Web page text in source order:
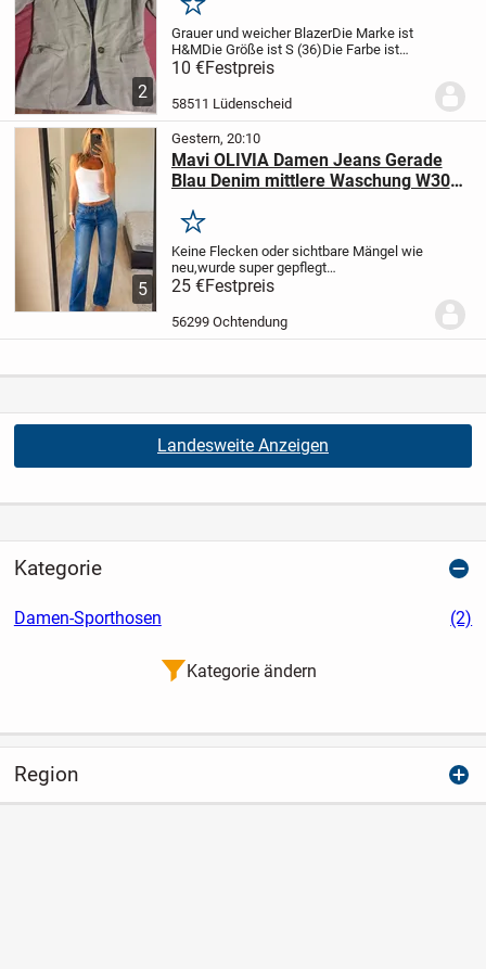
2
Merken
Grauer und weicher BlazerDie Marke ist
H&MDie Größe ist S (36)Die Farbe ist
GrauZustand gut
10 €Festpreis
58511 Lüdenscheid
5
Gestern, 20:10
Mavi OLIVIA Damen Jeans Gerade
Blau Denim mittlere Waschung W30
Merken
Keine Flecken oder sichtbare Mängel wie
neu,wurde super gepflegt
nichtraucherhaushalt
25 €Festpreis
56299 Ochtendung
Landesweite Anzeigen
Kategorie
Damen-Sporthosen (2)
Kategorie ändern
Region